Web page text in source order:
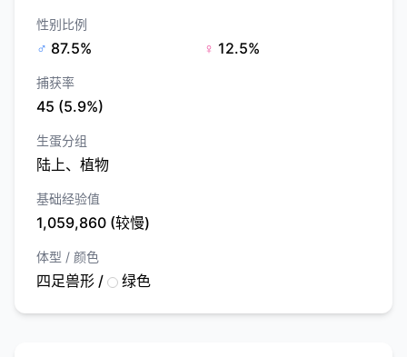
性别比例
♂ 87.5% ♀ 12.5%
捕获率
45 (5.9%)
生蛋分组
陆上、植物
基础经验值
1,059,860 (较慢)
体型 / 颜色
四足兽形 / 绿色